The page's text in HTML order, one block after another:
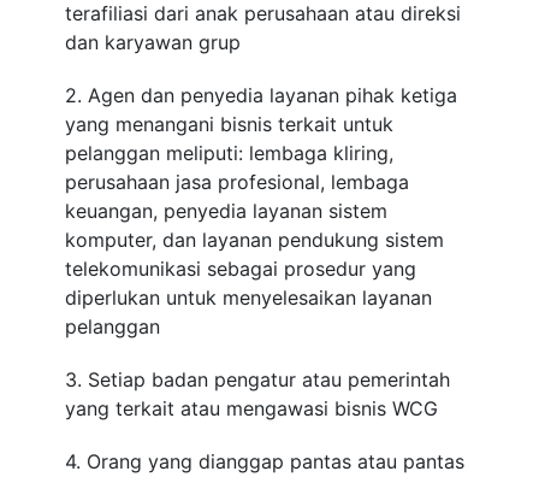
terafiliasi dari anak perusahaan atau direksi
dan karyawan grup
2. Agen dan penyedia layanan pihak ketiga
yang menangani bisnis terkait untuk
pelanggan meliputi: lembaga kliring,
perusahaan jasa profesional, lembaga
keuangan, penyedia layanan sistem
komputer, dan layanan pendukung sistem
telekomunikasi sebagai prosedur yang
diperlukan untuk menyelesaikan layanan
pelanggan
3. Setiap badan pengatur atau pemerintah
yang terkait atau mengawasi bisnis WCG
4. Orang yang dianggap pantas atau pantas